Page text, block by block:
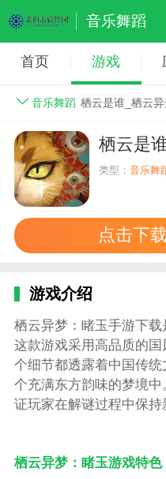
音乐舞蹈
首页 游戏
音乐舞蹈 栖云是谁_栖云
栖云是
类型：音乐舞
点击下
游戏介绍
栖云异梦：睹玉手游下载
这款游戏采用高品质的
个细节都透露着中国传
个充满东方韵味的梦境
证玩家在解谜过程中保持
栖云异梦：睹玉游戏特色